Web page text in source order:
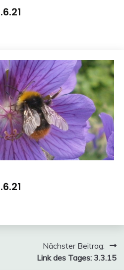
Nächster Beitrag:
Link des Tages: 3.3.15